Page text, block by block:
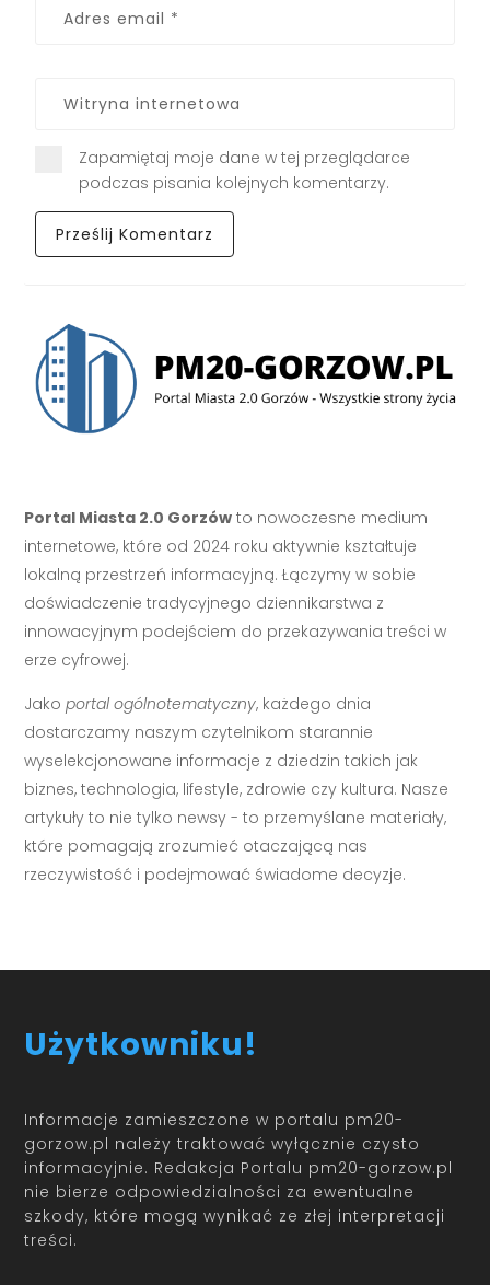
Zapamiętaj moje dane w tej przeglądarce
podczas pisania kolejnych komentarzy.
Portal Miasta 2.0 Gorzów to nowoczesne medium
internetowe, które od 2024 roku aktywnie kształtuje
lokalną przestrzeń informacyjną. Łączymy w sobie
doświadczenie tradycyjnego dziennikarstwa z
innowacyjnym podejściem do przekazywania treści w
erze cyfrowej.
Jakoportal ogólnotematyczny, każdego dnia
dostarczamy naszym czytelnikom starannie
wyselekcjonowane informacje z dziedzin takich jak
biznes, technologia, lifestyle, zdrowie czy kultura. Nasze
artykuły to nie tylko newsy - to przemyślane materiały,
które pomagają zrozumieć otaczającą nas
rzeczywistość i podejmować świadome decyzje.
Użytkowniku!
Informacje zamieszczone w portalu pm20-
gorzow.pl należy traktować wyłącznie czysto
informacyjnie. Redakcja Portalu pm20-gorzow.pl
nie bierze odpowiedzialności za ewentualne
szkody, które mogą wynikać ze złej interpretacji
treści.